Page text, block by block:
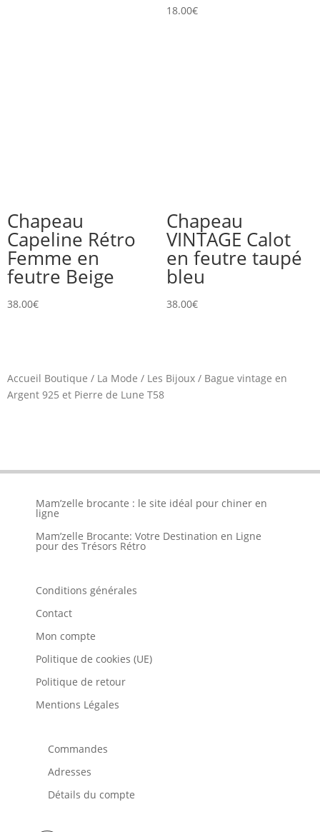
18.00€
Chapeau
Capeline Rétro
Femme en
feutre Beige
38.00€
Chapeau
VINTAGE Calot
en feutre taupé
bleu
38.00€
Accueil Boutique / La Mode / Les Bijoux / Bague vintage en
Argent 925 et Pierre de Lune T58
Mam’zelle brocante : le site idéal pour chiner en
ligne
Mam’zelle Brocante: Votre Destination en Ligne
pour des Trésors Rétro
Conditions générales
Contact
Mon compte
Politique de cookies (UE)
Politique de retour
Mentions Légales
Commandes
Adresses
Détails du compte